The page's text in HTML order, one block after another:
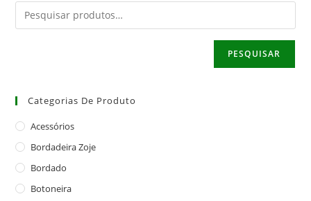
PESQUISAR
Categorias De Produto
Acessórios
Bordadeira Zoje
Bordado
Botoneira